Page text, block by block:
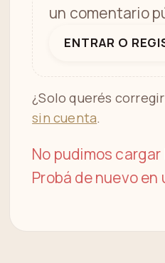
un comentario
ENTRAR O
¿Solo querés
sin cuenta.
No pudimos
Probá de nuevo en